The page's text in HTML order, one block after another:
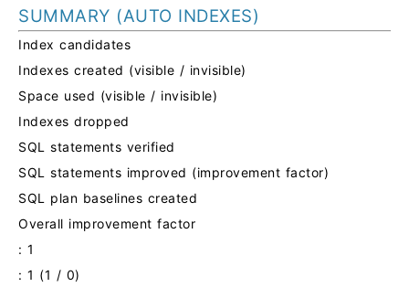
SUMMARY (AUTO INDEXES)
Index candidates
Indexes created (visible / invisible)
Space used (visible / invisible)
Indexes dropped
SQL statements verified
SQL statements improved (improvement factor)
SQL plan baselines created
Overall improvement factor
: 1
: 1 (1 / 0)